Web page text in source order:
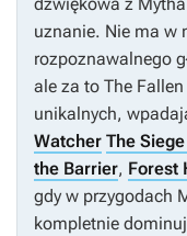
dźwiękowa z Mytha
uznanie. Nie ma w
rozpoznawalnego
ale za to The Fallen
unikalnych,
Watcher The
the Barrier, Forest
gdy w przygodach
kompletnie